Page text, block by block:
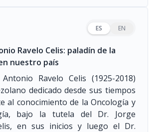
ES EN
Ravelo Celis: paladín de la
nuestro país
Ravelo Celis (1925-2018)
dedicado desde sus tiempos
al conocimiento de la Oncología y
bajo la tutela del Dr. Jorge
en sus inicios y luego el Dr.